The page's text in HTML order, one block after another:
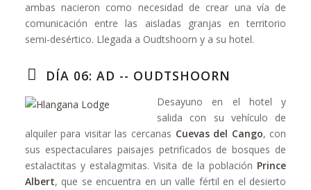
ambas nacieron como necesidad de crear una vía de
comunicación entre las aisladas granjas en territorio
semi-desértico. Llegada a Oudtshoorn y a su hotel.
DÍA 06: AD -- OUDTSHOORN
Desayuno en el hotel y
salida con su vehículo de
alquiler para visitar las cercanas Cuevas del Cango, con
sus espectaculares paisajes petrificados de bosques de
estalactitas y estalagmitas. Visita de la población Prince
Albert, que se encuentra en un valle fértil en el desierto